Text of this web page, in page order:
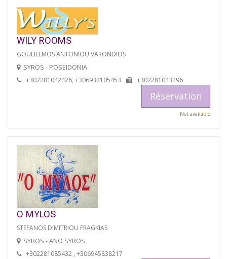
WILY ROOMS
GOULIELMOS ANTONIOU VAKONDIOS
SYROS - POSEIDONIA
+302281042426, +306932105453 +302281043296
Réservation
Not available
O MYLOS
STEFANOS DIMITRIOU FRAGKIAS
SYROS - ANO SYROS
+302281085432 , +306945838217